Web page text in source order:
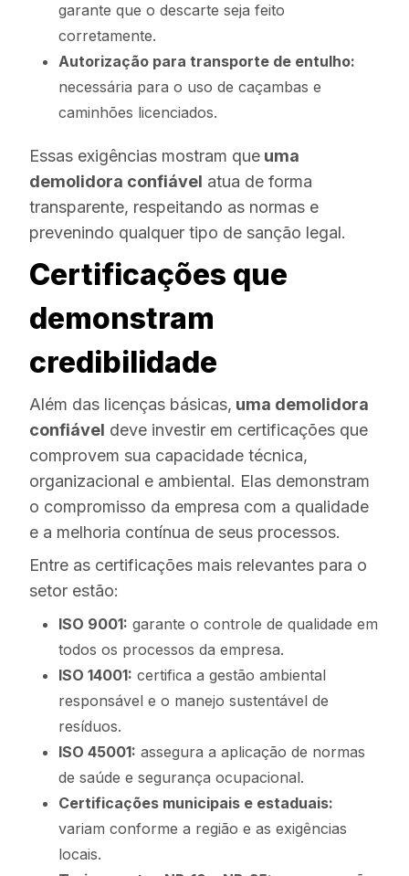
garante que o descarte seja feito
corretamente.
Autorização para transporte de entulho:
necessária para o uso de caçambas e
caminhões licenciados.
Essas exigências mostram que uma
demolidora confiável atua de forma
transparente, respeitando as normas e
prevenindo qualquer tipo de sanção legal.
Certificações que
demonstram
credibilidade
Além das licenças básicas, uma demolidora
confiável deve investir em certificações que
comprovem sua capacidade técnica,
organizacional e ambiental. Elas demonstram
o compromisso da empresa com a qualidade
e a melhoria contínua de seus processos.
Entre as certificações mais relevantes para o
setor estão:
ISO 9001: garante o controle de qualidade em
todos os processos da empresa.
ISO 14001: certifica a gestão ambiental
responsável e o manejo sustentável de
resíduos.
ISO 45001: assegura a aplicação de normas
de saúde e segurança ocupacional.
Certificações municipais e estaduais:
variam conforme a região e as exigências
locais.